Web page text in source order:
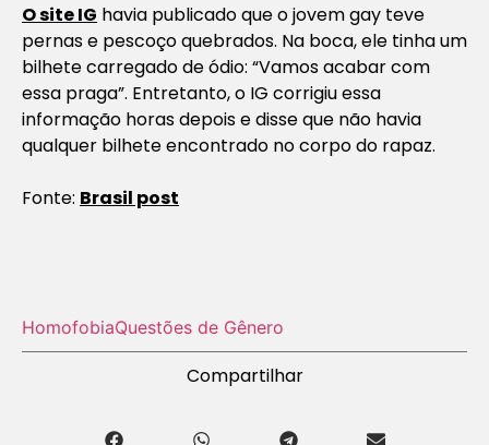
O site IG havia publicado que o jovem gay teve
pernas e pescoço quebrados. Na boca, ele tinha um
bilhete carregado de ódio: “Vamos acabar com
essa praga”. Entretanto, o IG corrigiu essa
informação horas depois e disse que não havia
qualquer bilhete encontrado no corpo do rapaz.
Fonte: Brasil post
HomofobiaQuestões de Gênero
Compartilhar